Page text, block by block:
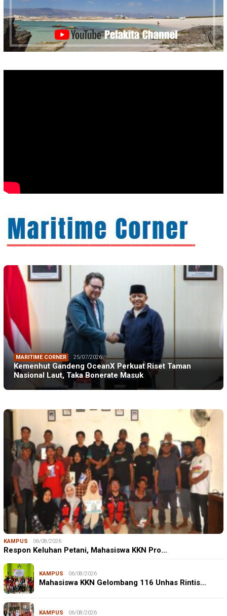
MARITIME CORNER 25/07/2026
Kemenhut Gandeng OceanX Perkuat Riset Taman
Nasional Laut, Taka Bonerate Masuk
KAMPUS 06/08/2026
Respon Keluhan Petani, Mahasiswa KKN Pro…
KAMPUS 06/08/2026
Mahasiswa KKN Gelombang 116 Unhas Rintis…
KAMPUS 06/08/2026